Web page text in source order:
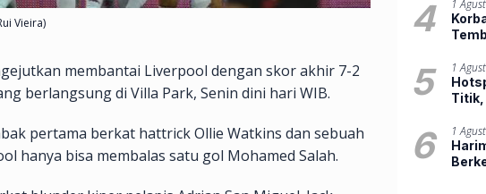
Vieira)
membantai Liverpool dengan skor akhir 7-2
berlangsung di Villa Park, Senin dini hari WIB.
pertama berkat hattrick Ollie Watkins dan sebuah
hanya bisa membalas satu gol Mohamed Salah.
4 1
5 1
Titik,
6 1